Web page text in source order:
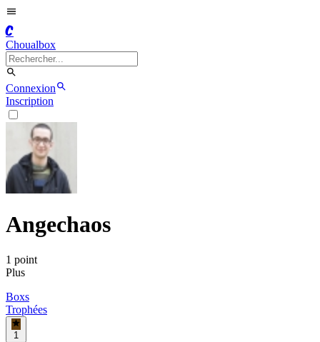
C
Choualbox
Connexion
Inscription
Angechaos
1 point
Plus
Boxs
Trophées
1